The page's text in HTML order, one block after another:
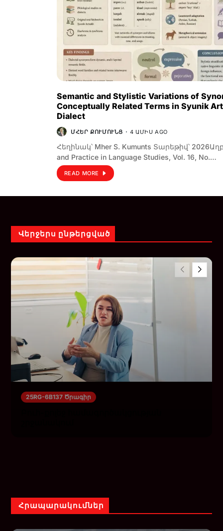
Semantic and Stylistic Variations of
Conceptually Related Terms in Syunik
Dialect
ՄՀԵՐ ՔՈՒՄՈՒՆՑ 4 ԱՄԻՍ AGO
Հեղինակ՝ Mher S. Kumunts Տարեթիվ՝
and Practice in Language Studies, Vol. 16, No.…
READ MORE
Վերջերս ընթերցված
25RG-6B137 Ծրագիր
Հրապարակումներ